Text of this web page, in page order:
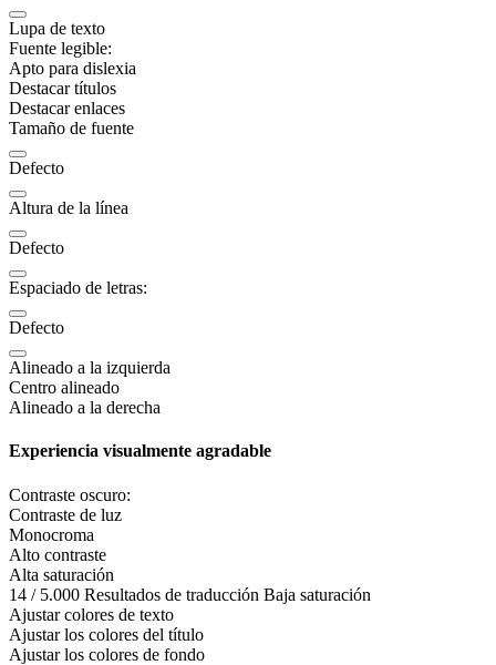
Lupa de texto
Fuente legible:
Apto para dislexia
Destacar títulos
Destacar enlaces
Tamaño de fuente
Defecto
Altura de la línea
Defecto
Espaciado de letras:
Defecto
Alineado a la izquierda
Centro alineado
Alineado a la derecha
Experiencia visualmente agradable
Contraste oscuro:
Contraste de luz
Monocroma
Alto contraste
Alta saturación
14 / 5.000 Resultados de traducción Baja saturación
Ajustar colores de texto
Ajustar los colores del título
Ajustar los colores de fondo